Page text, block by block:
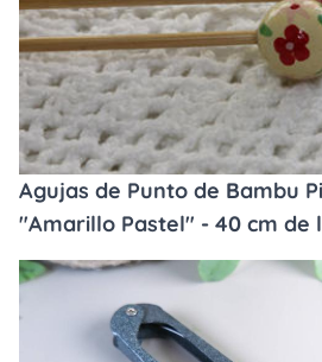
Agujas de Punto de Bambu
"Amarillo Pastel" - 40 cm de